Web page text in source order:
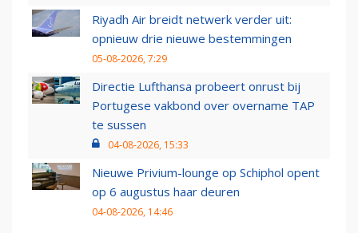
Riyadh Air breidt netwerk verder uit:
opnieuw drie nieuwe bestemmingen
05-08-2026, 7:29
Directie Lufthansa probeert onrust bij
Portugese vakbond over overname TAP
te sussen
04-08-2026, 15:33
Nieuwe Privium-lounge op Schiphol opent
op 6 augustus haar deuren
04-08-2026, 14:46